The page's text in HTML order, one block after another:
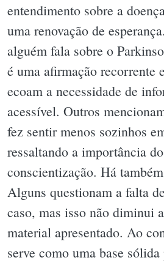
entendimento sobre a
uma renovação de
alguém fala sobre o
é uma afirmação recorrente
ecoam a necessidade de
acessível. Outros
fez sentir menos sozinhos
ressaltando a importância
conscientização. Há
Alguns questionam a falta
caso, mas isso não diminui
material apresentado. Ao
serve como uma base